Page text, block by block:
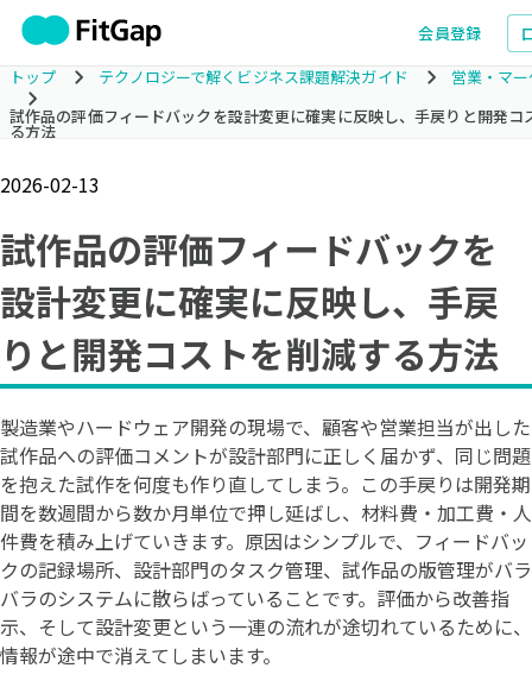
会員登録
トップ テクノロジーで解くビジネス課題解決ガイド
営業・マ
試作品の評価フィードバックを設計変更に確実に反映し、手戻りと開発コ
る方法
2026-02-13
試作品の評価フィードバックを
設計変更に確実に反映し、手戻
りと開発コストを削減する方法
製造業やハードウェア開発の現場で、顧客や営業担当が出した
試作品への評価コメントが設計部門に正しく届かず、同じ問題
を抱えた試作を何度も作り直してしまう。この手戻りは開発期
間を数週間から数か月単位で押し延ばし、材料費・加工費・人
件費を積み上げていきます。原因はシンプルで、フィードバッ
クの記録場所、設計部門のタスク管理、試作品の版管理がバラ
バラのシステムに散らばっていることです。評価から改善指
示、そして設計変更という一連の流れが途切れているために、
情報が途中で消えてしまいます。